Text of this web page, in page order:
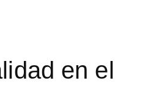
en el